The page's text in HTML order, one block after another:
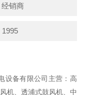
销商
设备有限公司主营：高
机、透浦式鼓风机、中